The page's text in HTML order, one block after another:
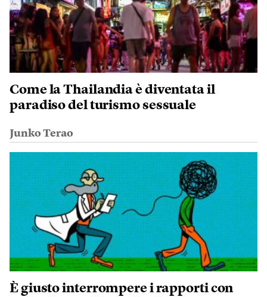
Come la Thailandia è diventata il
paradiso del turismo sessuale
Junko Terao
È giusto interrompere i rapporti con